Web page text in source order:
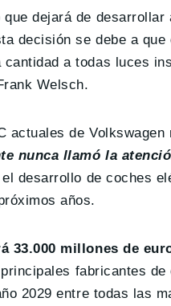
dejará de
decisión se debe a que
cantidad a todas luces
Welsch.
actuales de
nunca llamó la
desarrollo de coches
años.
33.000 millones de
fabricantes
2029 entre todas las